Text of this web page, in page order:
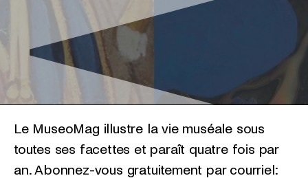
Le MuseoMag illustre la vie muséale sous
toutes ses facettes et paraît quatre fois par
an. Abonnez-vous gratuitement par courriel: